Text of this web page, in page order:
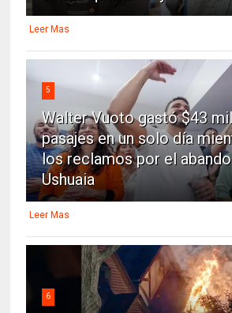
Leer Mas
5
Walter Vuoto gastó $43
pasajes en un solo día
los reclamos por el
Ushuaia
Leer Mas
6